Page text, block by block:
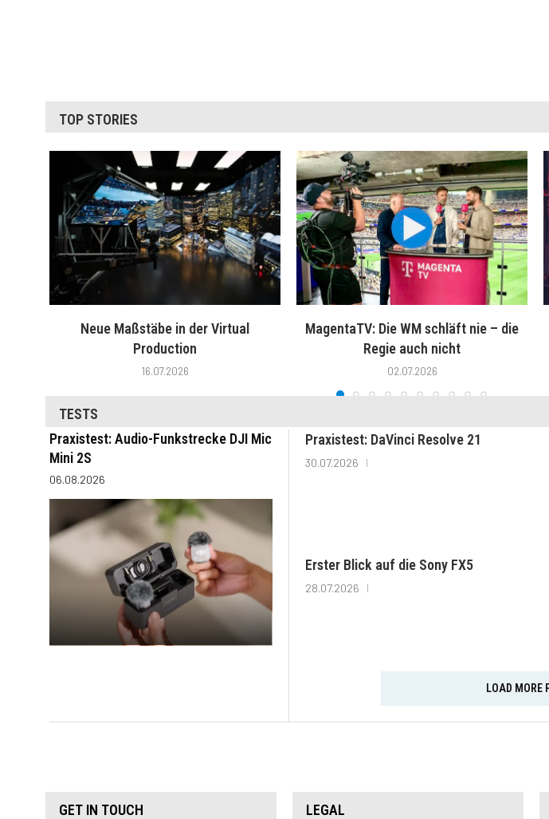
TOP STORIES
Neue Maßstäbe in der Virtual
Production
16.07.2026
MagentaTV: Die WM schläft nie – die
Regie auch nicht
02.07.2026
TESTS
Praxistest: Audio-Funkstrecke DJI Mic
Mini 2S
06.08.2026
Praxistest: DaVinci Resolve 21
30.07.2026
Erster Blick auf die Sony FX5
28.07.2026
LOAD MORE
GET IN TOUCH LEGAL